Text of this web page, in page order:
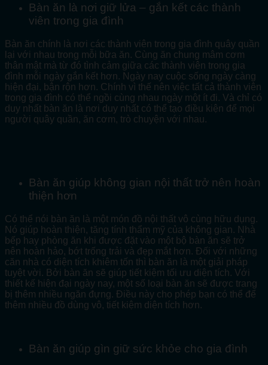
Bàn ăn là nơi giữ lửa – gắn kết các thành
viên trong gia đình
Bàn ăn chính là nơi các thành viên trong gia đình quây quần
lại với nhau trong mỗi bữa ăn. Cùng ăn chung mâm cơm
thân mật mà từ đó tình cảm giữa các thành viên trong gia
đình mỗi ngày gắn kết hơn. Ngày nay cuộc sống ngày càng
hiện đại, bận rộn hơn. Chính vì thế nên việc tất cả thành viên
trong gia đình có thể ngồi cùng nhau ngày một ít đi. Và chỉ có
duy nhất bàn ăn là nơi duy nhất có thể tạo điều kiện để mọi
người quây quần, ăn cơm, trò chuyện với nhau.
Bàn ăn giúp không gian nội thất trở nên hoàn
thiện hơn
Có thể nói bàn ăn là một món đồ nội thất vô cùng hữu dụng.
Nó giúp hoàn thiện, tăng tính thẩm mỹ của không gian. Nhà
bếp hay phòng ăn khi được đặt vào một bộ bàn ăn sẽ trở
nên hoàn hảo, bớt trống trải và đẹp mắt hơn. Đối với những
căn nhà có diện tích khiêm tốn thì bàn ăn là một giải pháp
tuyệt vời. Bởi bàn ăn sẽ giúp tiết kiệm tối ưu diện tích. Với
thiết kế hiện đại ngày nay, một số loại bàn ăn sẽ được trang
bị thêm nhiều ngăn đựng. Điều này cho phép bạn có thể để
thêm nhiều đồ dùng vô, tiết kiệm diện tích hơn.
Bàn ăn giúp gìn giữ sức khỏe cho gia đình